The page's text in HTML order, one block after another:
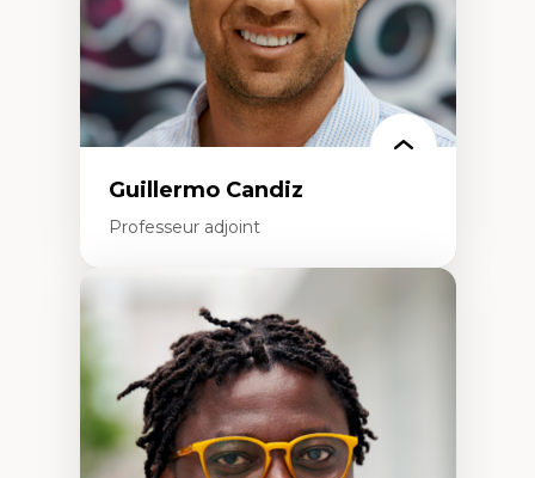
Guillermo Candiz
Professeur adjoint
Expertises
Trajectoires migratoires
Migrations forcées
Études des frontières; Enjeux géopolitiques
des migrations
Politiques migratoires
Réfugiés
Demandeurs d’asile
Migrations irrégulières